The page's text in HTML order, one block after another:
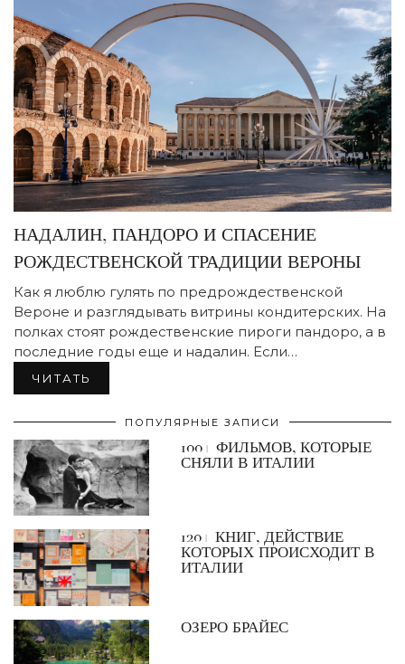
НАДАЛИН, ПАНДОРО И СПАСЕНИЕ
РОЖДЕСТВЕНСКОЙ ТРАДИЦИИ ВЕРОНЫ
Как я люблю гулять по предрождественской
Вероне и разглядывать витрины кондитерских. На
полках стоят рождественские пироги пандоро, а в
последние годы еще и надалин. Если…
ЧИТАТЬ
ПОПУЛЯРНЫЕ ЗАПИСИ
100+ ФИЛЬМОВ, КОТОРЫЕ
СНЯЛИ В ИТАЛИИ
120+ КНИГ, ДЕЙСТВИЕ
КОТОРЫХ ПРОИСХОДИТ В
ИТАЛИИ
ОЗЕРО БРАЙЕС